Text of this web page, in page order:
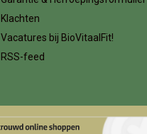
Klachten
Vacatures bij BioVitaalFit!
RSS-feed